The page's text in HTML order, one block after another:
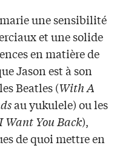
une sensibilité
et une solide
en matière de
Jason est à son
Beatles (With A
au yukulele) ou les
I Want You Back),
de quoi mettre en